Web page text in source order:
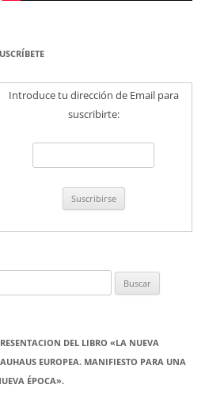
Introduce tu dirección de Email para
suscribirte:
DEL LIBRO «LA NUEVA
EUROPEA. MANIFIESTO PARA UNA
ÉPOCA».